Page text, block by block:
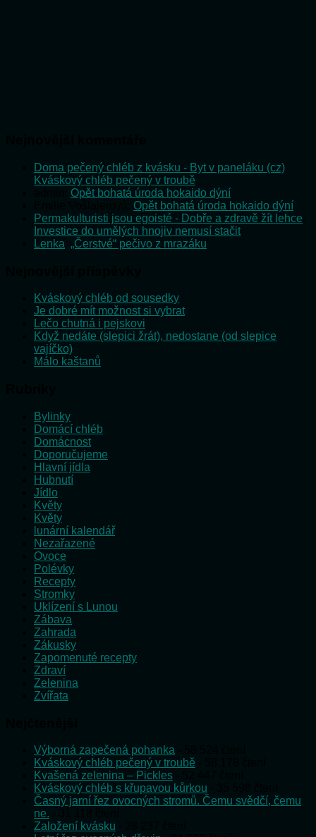
Doma pečený chléb z kvásku - Byt v paneláku (cz)
Kváskový chléb pečený v troubě
Opět bohatá úroda hokaido dýní
Opět bohatá úroda hokaido dýní
Permakulturisti jsou egoisté - Dobře a zdravě žít lehce
Investice do umělých hnojiv nemusí stačit
Lenka „Čerstvé“ pečivo z mrazáku
Kváskový chléb od sousedky
Je dobré mít možnost si vybrat
Lečo chutná i pejskovi
Když nedáte (slepici žrát), nedostane (od slepice
vajíčko)
Málo kaštanů
Bylinky
Domácí chléb
Domácnost
Doporučujeme
Hlavní jídla
Hubnutí
Jídlo
Květy
Květy
lunární kalendář
Nezařazené
Ovoce
Polévky
Recepty
Stromky
Uklízení s Lunou
Zábava
Zahrada
Zákusky
Zapomenuté recepty
Zdraví
Zelenina
Zvířata
Výborná zapečená pohanka
Kváskový chléb pečený v troubě
Kvašená zelenina – Pickles
Kváskový chléb s křupavou kůrkou
Časný jarní řez ovocných stromů. Čemu svědčí, čemu
ne.
Založení kvásku